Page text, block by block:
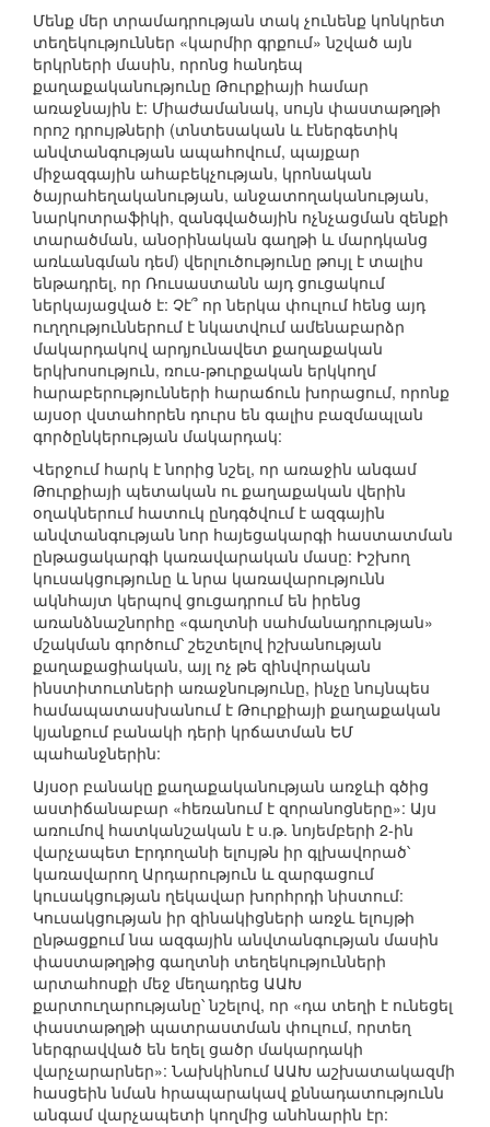
Մենք մեր տրամադրության տակ չունենք կոնկրետ
տեղեկություններ «կարմիր գրքում» նշված այն
երկրների մասին, որոնց հանդեպ
քաղաքականությունը Թուրքիայի համար
առաջնային է: Միաժամանակ, սույն փաստաթղթի
որոշ դրույթների (տնտեսական և էներգետիկ
անվտանգության ապահովում, պայքար
միջազգային ահաբեկչության, կրոնական
ծայրահեղականության, անջատողականության,
նարկոտրաֆիկի, զանգվածային ոչնչացման զենքի
տարածման, անօրինական գաղթի և մարդկանց
առևանգման դեմ) վերլուծությունը թույլ է տալիս
ենթադրել, որ Ռուսաստանն այդ ցուցակում
ներկայացված է: Չէ՞ որ ներկա փուլում հենց այդ
ուղղություններում է նկատվում ամենաբարձր
մակարդակով արդյունավետ քաղաքական
երկխոսություն, ռուս-թուրքական երկկողմ
հարաբերությունների հարաճուն խորացում, որոնք
այսօր վստահորեն դուրս են գալիս բազմապլան
գործընկերության մակարդակ:
Վերջում հարկ է նորից նշել, որ առաջին անգամ
Թուրքիայի պետական ու քաղաքական վերին
օղակներում հատուկ ընդգծվում է ազգային
անվտանգության նոր հայեցակարգի հաստատման
ընթացակարգի կառավարական մասը: Իշխող
կուսակցությունը և նրա կառավարությունն
ակնհայտ կերպով ցուցադրում են իրենց
առանձնաշնորհը «գաղտնի սահմանադրության»
մշակման գործում՝ շեշտելով իշխանության
քաղաքացիական, այլ ոչ թե զինվորական
ինստիտուտների առաջնությունը, ինչը նույնպես
համապատասխանում է Թուրքիայի քաղաքական
կյանքում բանակի դերի կրճատման ԵՄ
պահանջներին:
Այսօր բանակը քաղաքականության առջևի գծից
աստիճանաբար «հեռանում է զորանոցները»: Այս
առումով հատկանշական է ս.թ. նոյեմբերի 2-ին
վարչապետ Էրդողանի ելույթն իր գլխավորած՝
կառավարող Արդարություն և զարգացում
կուսակցության ղեկավար խորհրդի նիստում:
Կուսակցության իր զինակիցների առջև ելույթի
ընթացքում նա ազգային անվտանգության մասին
փաստաթղթից գաղտնի տեղեկությունների
արտահոսքի մեջ մեղադրեց ԱԱԽ
քարտուղարությանը՝ նշելով, որ «դա տեղի է ունեցել
փաստաթղթի պատրաստման փուլում, որտեղ
ներգրավված են եղել ցածր մակարդակի
վարչարարներ»: Նախկինում ԱԱԽ աշխատակազմի
հասցեին նման հրապարակավ քննադատությունն
անգամ վարչապետի կողմից անհնարին էր: